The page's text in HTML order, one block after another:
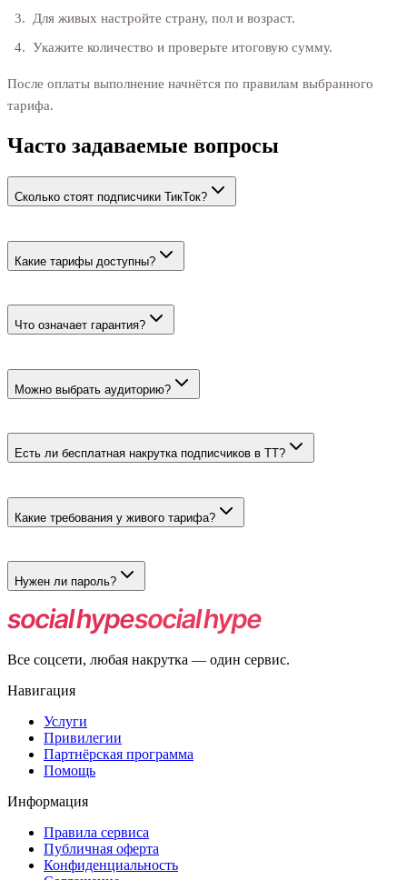
Для живых настройте страну, пол и возраст.
Укажите количество и проверьте итоговую сумму.
После оплаты выполнение начнётся по правилам выбранного
тарифа.
Часто задаваемые вопросы
Сколько стоят подписчики ТикТок?
89 ₽ за 100.
Какие тарифы доступны?
на месяц и живые пользователи из СНГ.
Что означает гарантия?
восстанавливается по условиям технических тарифов. У
живых гарантии нет.
Можно выбрать аудиторию?
пол и возраст. У остальных вариантов пиккера нет.
Есть ли бесплатная накрутка подписчиков в ТТ?
рассчитывается до оплаты.
Какие требования у живого тарифа?
опубликованное видео.
Нужен ли пароль?
Нет. Для заказа достаточно рабочей ссылки на аккаунт TikTok.
Все соцсети, любая накрутка — один сервис.
Навигация
Услуги
Привилегии
Партнёрская программа
Помощь
Информация
Правила сервиса
Публичная оферта
Конфиденциальность